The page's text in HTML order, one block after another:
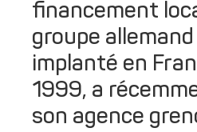
financement
groupe allemand
implanté en
1999, a
son agence